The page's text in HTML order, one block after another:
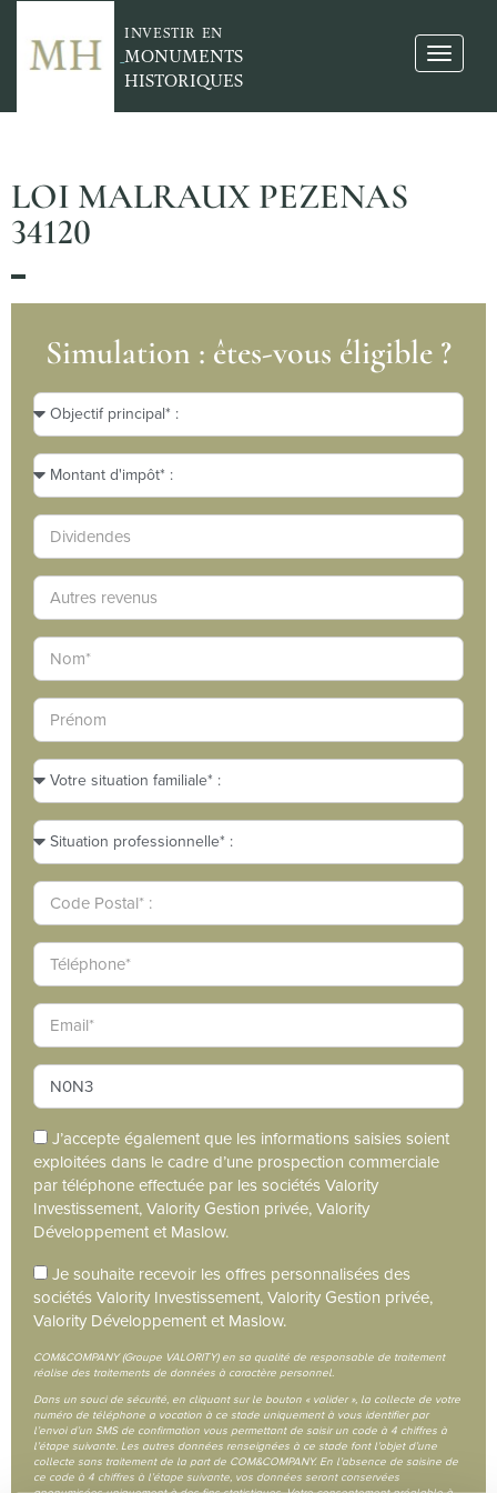
INVESTIR EN
MONUMENTS
HISTORIQUES
LOI MALRAUX PEZENAS
34120
Simulation : êtes-vous éligible ?
J’accepte également que les informations saisies soient
exploitées dans le cadre d’une prospection commerciale
par téléphone effectuée par les sociétés Valority
Investissement, Valority Gestion privée, Valority
Développement et Maslow.
Je souhaite recevoir les offres personnalisées des
sociétés Valority Investissement, Valority Gestion privée,
Valority Développement et Maslow.
COM&COMPANY (Groupe VALORITY) en sa qualité de responsable de traitement
réalise des traitements de données à caractère personnel.
Dans un souci de sécurité, en cliquant sur le bouton « valider », la collecte de votre
numéro de téléphone a vocation à ce stade uniquement à vous identifier par
l’envoi d’un SMS de confirmation vous permettant de saisir un code à 4 chiffres à
l’étape suivante. Les autres données renseignées à ce stade font l’objet d’une
collecte sans traitement de la part de COM&COMPANY. En l’absence de saisine de
ce code à 4 chiffres à l’étape suivante, vos données seront conservées